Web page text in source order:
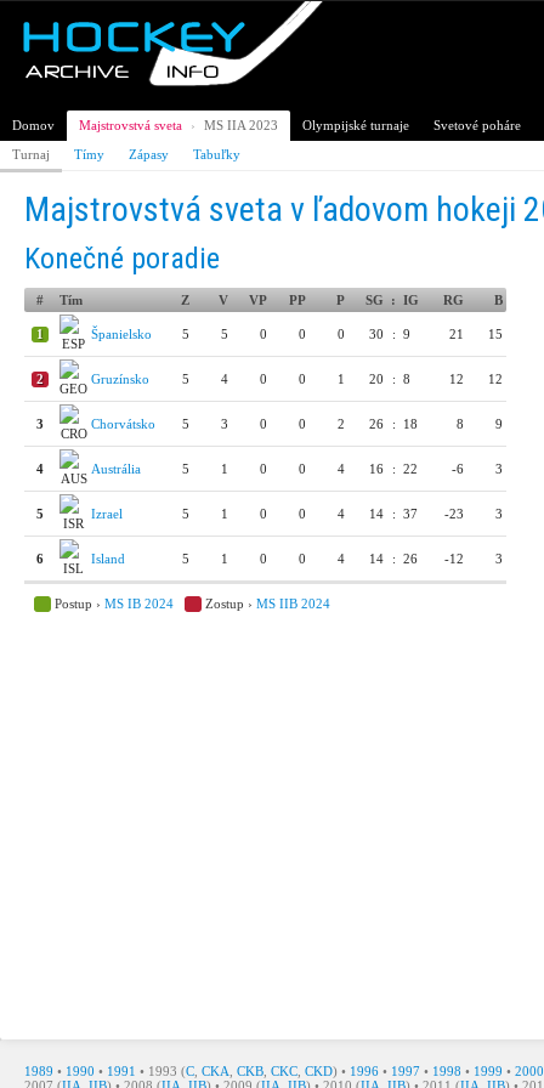
Domov Majstrovstvá sveta › MS IIA 2023 Olympijské turnaje
Svetové poháre
Turnaj
Tímy Zápasy Tabuľky
Majstrovstvá sveta v ľadovom hokeji
Konečné poradie
# Tím Z V VP PP P SG : IG RG B
1 Španielsko 5 5 0 0 0 30 : 9 21 15
2 Gruzínsko 5 4 0 0 1 20 : 8 12 12
3 Chorvátsko 5 3 0 0 2 26 : 18 8 9
4 Austrália 5 1 0 0 4 16 : 22 -6 3
5 Izrael 5 1 0 0 4 14 : 37 -23 3
6 Island 5 1 0 0 4 14 : 26 -12 3
Postup › MS IB 2024 Zostup › MS IIB 2024
1989 • 1990 • 1991 • 1993 (C CKA CKB CKC CKD) • 1996 • 1997 • 1998 • 1999 • 2000